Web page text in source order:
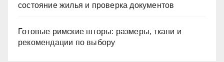
состояние жилья и проверка документов
Готовые римские шторы: размеры, ткани и
рекомендации по выбору